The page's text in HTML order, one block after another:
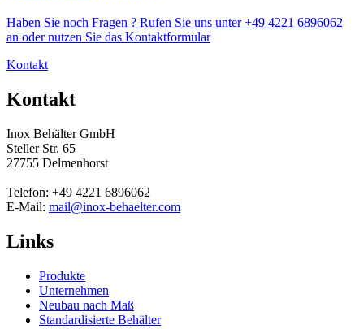
Haben Sie noch Fragen ? Rufen Sie uns unter +49 4221 6896062
an oder nutzen Sie das Kontaktformular
Kontakt
Kontakt
Inox Behälter GmbH
Steller Str. 65
27755 Delmenhorst
Telefon: +49 4221 6896062
E-Mail: mail@inox-behaelter.com
Links
Produkte
Unternehmen
Neubau nach Maß
Standardisierte Behälter